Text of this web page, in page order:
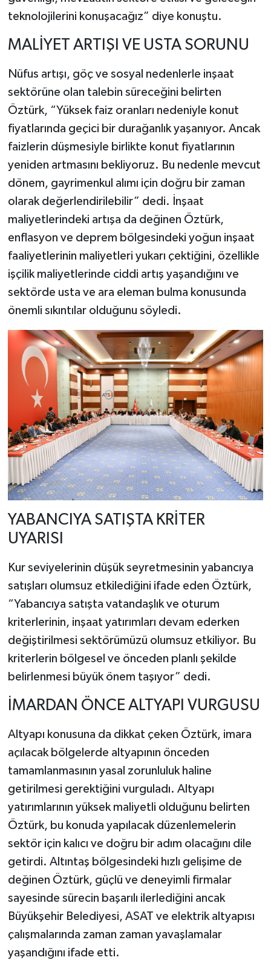
teknolojilerini konuşacağız” diye konuştu.
MALİYET ARTIŞI VE USTA SORUNU
Nüfus artışı, göç ve sosyal nedenlerle inşaat
sektörüne olan talebin süreceğini belirten
Öztürk, “Yüksek faiz oranları nedeniyle konut
fiyatlarında geçici bir durağanlık yaşanıyor. Ancak
faizlerin düşmesiyle birlikte konut fiyatlarının
yeniden artmasını bekliyoruz. Bu nedenle mevcut
dönem, gayrimenkul alımı için doğru bir zaman
olarak değerlendirilebilir” dedi. İnşaat
maliyetlerindeki artışa da değinen Öztürk,
enflasyon ve deprem bölgesindeki yoğun inşaat
faaliyetlerinin maliyetleri yukarı çektiğini, özellikle
işçilik maliyetlerinde ciddi artış yaşandığını ve
sektörde usta ve ara eleman bulma konusunda
önemli sıkıntılar olduğunu söyledi.
YABANCIYA SATIŞTA KRİTER
UYARISI
Kur seviyelerinin düşük seyretmesinin yabancıya
satışları olumsuz etkilediğini ifade eden Öztürk,
“Yabancıya satışta vatandaşlık ve oturum
kriterlerinin, inşaat yatırımları devam ederken
değiştirilmesi sektörümüzü olumsuz etkiliyor. Bu
kriterlerin bölgesel ve önceden planlı şekilde
belirlenmesi büyük önem taşıyor” dedi.
İMARDAN ÖNCE ALTYAPI VURGUSU
Altyapı konusuna da dikkat çeken Öztürk, imara
açılacak bölgelerde altyapının önceden
tamamlanmasının yasal zorunluluk haline
getirilmesi gerektiğini vurguladı. Altyapı
yatırımlarının yüksek maliyetli olduğunu belirten
Öztürk, bu konuda yapılacak düzenlemelerin
sektör için kalıcı ve doğru bir adım olacağını dile
getirdi. Altıntaş bölgesindeki hızlı gelişime de
değinen Öztürk, güçlü ve deneyimli firmalar
sayesinde sürecin başarılı ilerlediğini ancak
Büyükşehir Belediyesi, ASAT ve elektrik altyapısı
çalışmalarında zaman zaman yavaşlamalar
yaşandığını ifade etti.